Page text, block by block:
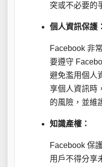
突或不必要的
個人資訊保護：
Facebook 非
要遵守
避免濫用個人
享個人資訊時
的風險，並維
知識產權：
Facebook 保
用戶不得分享